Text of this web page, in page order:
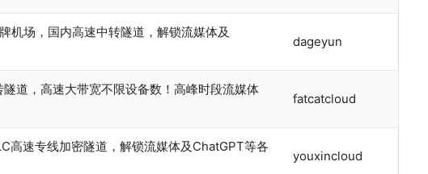
机场，国内高速中转隧道，解锁流媒体及
dageyun
道，高速大带宽不限设备数！高峰时段流媒体
fatcatcloud
高速专线加密隧道，解锁流媒体及ChatGPT等各
youxincloud